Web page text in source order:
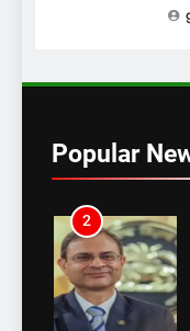
Popular
2